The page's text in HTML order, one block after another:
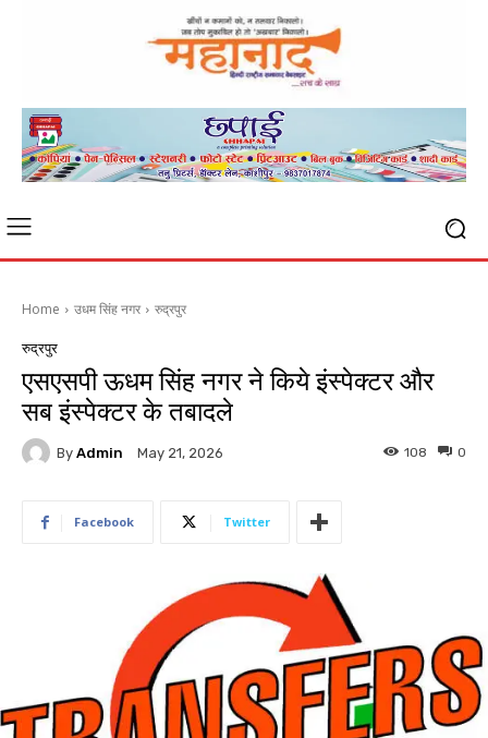
Home उधम सिंह नगर रुद्रपुर
रुद्रपुर
एसएसपी ऊधम सिंह नगर ने किये इंस्पेक्टर और
सब इंस्पेक्टर के तबादले
By Admin May 21, 2026 0
108
Facebook Twitter